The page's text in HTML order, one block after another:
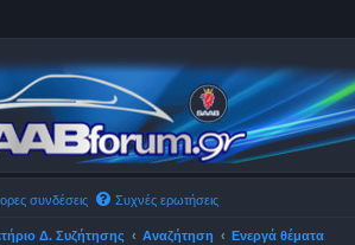
συνδέσεις Συχνές ερωτήσεις
Δ. Συζήτησης Αναζήτηση Ενεργά θέματα